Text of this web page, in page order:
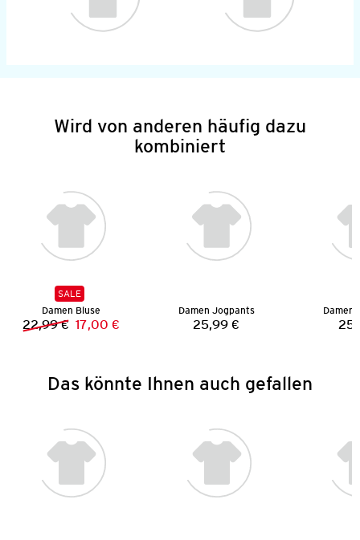
Wird von anderen häufig dazu
kombiniert
SALE
Damen Bluse
Vorheriger Preis:
22,99 € Neuer Preis:
17,00 €
Damen Jogpants
Preis:
25,99 €
Damen
Das könnte Ihnen auch gefallen